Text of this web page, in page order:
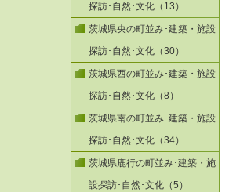
探訪･自然･文化（13）
茨城県央の町並み･建築・施設
探訪･自然･文化（30）
茨城県西の町並み･建築・施設
探訪･自然･文化（8）
茨城県南の町並み･建築・施設
探訪･自然･文化（34）
茨城県鹿行の町並み･建築・施
設探訪･自然･文化（5）